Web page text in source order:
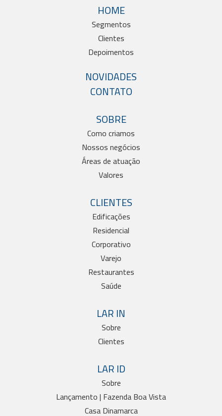
HOME
Segmentos
Clientes
Depoimentos
NOVIDADES
CONTATO
SOBRE
Como criamos
Nossos negócios
Áreas de atuação
Valores
CLIENTES
Edificações
Residencial
Corporativo
Varejo
Restaurantes
Saúde
LAR IN
Sobre
Clientes
LAR ID
Sobre
Lançamento | Fazenda Boa Vista
Casa Dinamarca